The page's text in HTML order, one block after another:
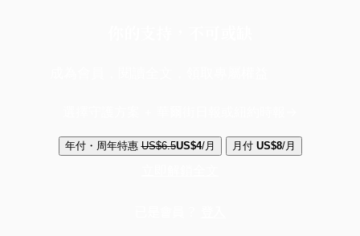
年付・周年特惠 US$6.5US$4/月 月付 US$8/月